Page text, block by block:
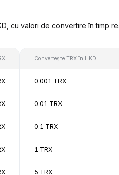
cu valori de convertire în timp
Convertește TRX în HKD
0.001 TRX
0.01 TRX
0.1 TRX
1 TRX
5 TRX